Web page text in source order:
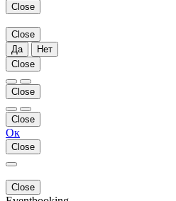
Close
Close
Да
Нет
Close
Close
Close
Ок
Close
Close